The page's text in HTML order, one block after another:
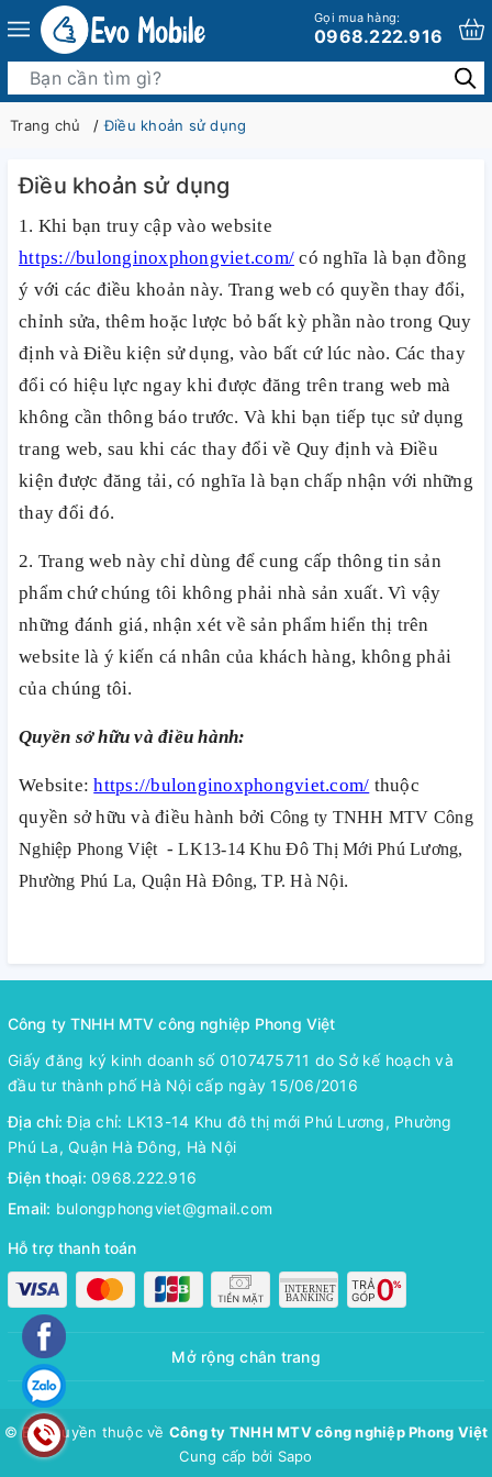
Gọi mua hàng:
0968.222.916
Trang chủ Điều khoản sử dụng
Điều khoản sử dụng
1. Khi bạn truy cập vào website
https://bulonginoxphongviet.com/ có nghĩa là bạn đồng
ý với các điều khoản này. Trang web có quyền thay đổi,
chỉnh sửa, thêm hoặc lược bỏ bất kỳ phần nào trong Quy
định và Điều kiện sử dụng, vào bất cứ lúc nào. Các thay
đổi có hiệu lực ngay khi được đăng trên trang web mà
không cần thông báo trước. Và khi bạn tiếp tục sử dụng
trang web, sau khi các thay đổi về Quy định và Điều
kiện được đăng tải, có nghĩa là bạn chấp nhận với những
thay đổi đó.
2. Trang web này chỉ dùng để cung cấp thông tin sản
phẩm chứ chúng tôi không phải nhà sản xuất. Vì vậy
những đánh giá, nhận xét về sản phẩm hiển thị trên
website là ý kiến cá nhân của khách hàng, không phải
của chúng tôi.
Quyền sở hữu và điều hành:
Website:https://bulonginoxphongviet.com/ thuộc
quyền sở hữu và điều hành bởi Công ty TNHH MTV Công
Nghiệp Phong Việt -LK13-14 Khu Đô Thị Mới Phú Lương,
Phường Phú La, Quận Hà Đông, TP. Hà Nội.
Công ty TNHH MTV công nghiệp Phong Việt
Giấy đăng ký kinh doanh số 0107475711 do Sở kế hoạch và
đầu tư thành phố Hà Nội cấp ngày 15/06/2016
Địa chỉ:Địa chỉ: LK13-14 Khu đô thị mới Phú Lương, Phường
Phú La, Quận Hà Đông, Hà Nội
Điện thoại: 0968.222.916
Email: bulongphongviet@gmail.com
Hỗ trợ thanh toán
Mở rộng chân trang
© Bản quyền thuộc về Công ty TNHH MTV công nghiệp Phong Việt
Cung cấp bởi Sapo